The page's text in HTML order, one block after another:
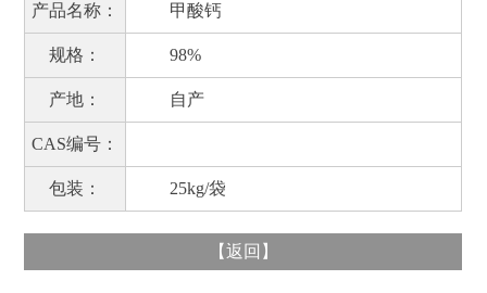
产品名称： 甲酸钙
规格： 98%
产地： 自产
CAS编号：
包装： 25kg/袋
【返回 】